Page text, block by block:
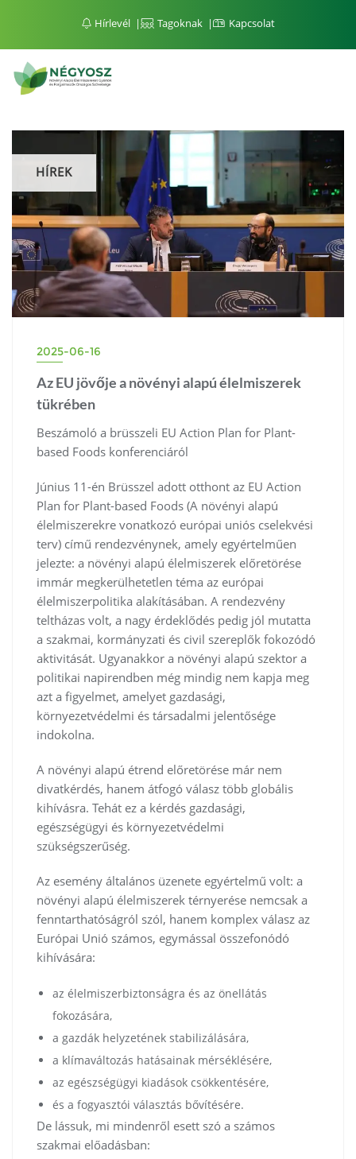
Hírlevél Tagoknak Kapcsolat
HÍREK
2025-06-16
Az EU jövője a növényi alapú élelmiszerek
tükrében
Beszámoló a brüsszeli EU Action Plan for Plant-
based Foods konferenciáról
Június 11-én Brüsszel adott otthont az EU Action
Plan for Plant-based Foods (A növényi alapú
élelmiszerekre vonatkozó európai uniós cselekvési
terv) című rendezvénynek, amely egyértelműen
jelezte: a növényi alapú élelmiszerek előretörése
immár megkerülhetetlen téma az európai
élelmiszerpolitika alakításában. A rendezvény
teltházas volt, a nagy érdeklődés pedig jól mutatta
a szakmai, kormányzati és civil szereplők fokozódó
aktivitását. Ugyanakkor a növényi alapú szektor a
politikai napirendben még mindig nem kapja meg
azt a figyelmet, amelyet gazdasági,
környezetvédelmi és társadalmi jelentősége
indokolna.
A növényi alapú étrend előretörése már nem
divatkérdés, hanem átfogó válasz több globális
kihívásra. Tehát ez a kérdés gazdasági,
egészségügyi és környezetvédelmi
szükségszerűség.
Az esemény általános üzenete egyértelmű volt: a
növényi alapú élelmiszerek térnyerése nemcsak a
fenntarthatóságról szól, hanem komplex válasz az
Európai Unió számos, egymással összefonódó
kihívására:
az élelmiszerbiztonságra és az önellátás
fokozására,
a gazdák helyzetének stabilizálására,
a klímaváltozás hatásainak mérséklésére,
az egészségügyi kiadások csökkentésére,
és a fogyasztói választás bővítésére.
De lássuk, mi mindenről esett szó a számos
szakmai előadásban: